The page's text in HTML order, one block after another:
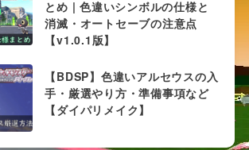
とめ | 色違いシンボルの仕様と
消滅・オートセーブの注意点
【v1.0.1版】
【BDSP】色違いアルセウスの入
手・厳選やり方・準備事項など
【ダイパリメイク】